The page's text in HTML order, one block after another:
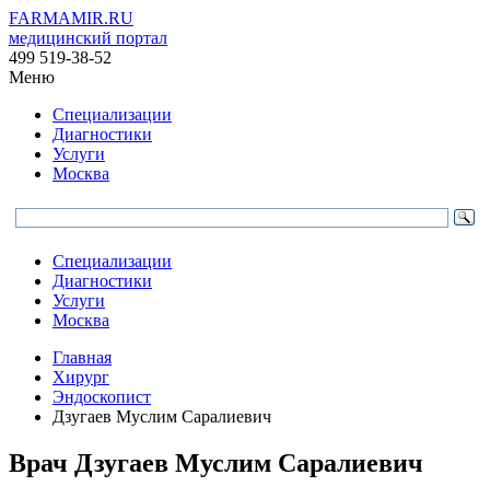
FARMAMIR.RU
медицинский портал
499 519-38-52
Меню
Специализации
Диагностики
Услуги
Москва
Специализации
Диагностики
Услуги
Москва
Главная
Хирург
Эндоскопист
Дзугаев Муслим Саралиевич
Врач Дзугаев Муслим Саралиевич